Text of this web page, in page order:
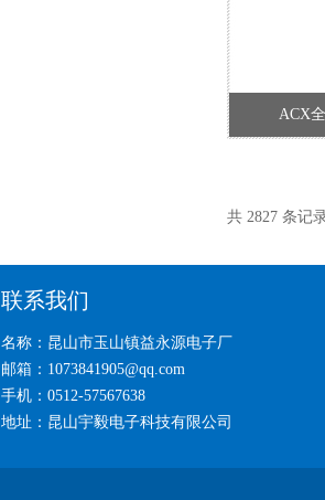
ACX
共 2827 条记
联系我们
名称：昆山市玉山镇益永源电子厂
邮箱：1073841905@qq.com
手机：0512-57567638
地址：昆山宇毅电子科技有限公司